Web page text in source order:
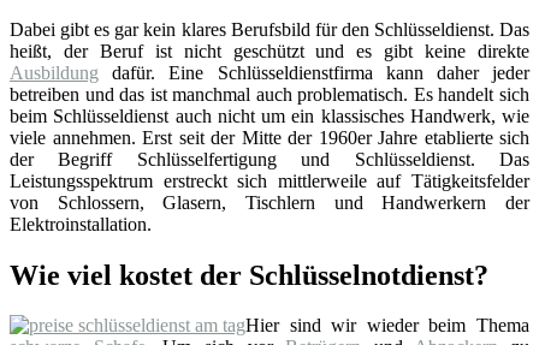
Dabei gibt es gar kein klares Berufsbild für den Schlüsseldienst. Das
heißt, der Beruf ist nicht geschützt und es gibt keine direkte
Ausbildung dafür. Eine Schlüsseldienstfirma kann daher jeder
betreiben und das ist manchmal auch problematisch. Es handelt sich
beim Schlüsseldienst auch nicht um ein klassisches Handwerk, wie
viele annehmen. Erst seit der Mitte der 1960er Jahre etablierte sich
der Begriff Schlüsselfertigung und Schlüsseldienst. Das
Leistungsspektrum erstreckt sich mittlerweile auf Tätigkeitsfelder
von Schlossern, Glasern, Tischlern und Handwerkern der
Elektroinstallation.
Wie viel kostet der Schlüsselnotdienst?
Hier sind wir wieder beim Thema